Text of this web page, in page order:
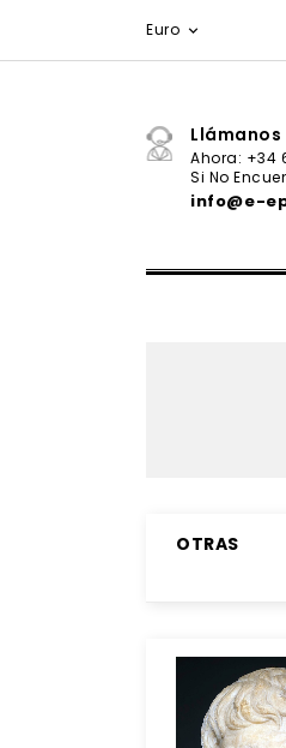
Euro 
Llámanos
Ahora: +34
Si No
info@e-
OTRAS